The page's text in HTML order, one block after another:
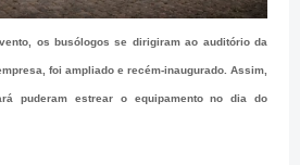
os busólogos se dirigiram ao auditório da
foi ampliado e recém-inaugurado. Assim,
puderam estrear o equipamento no dia do